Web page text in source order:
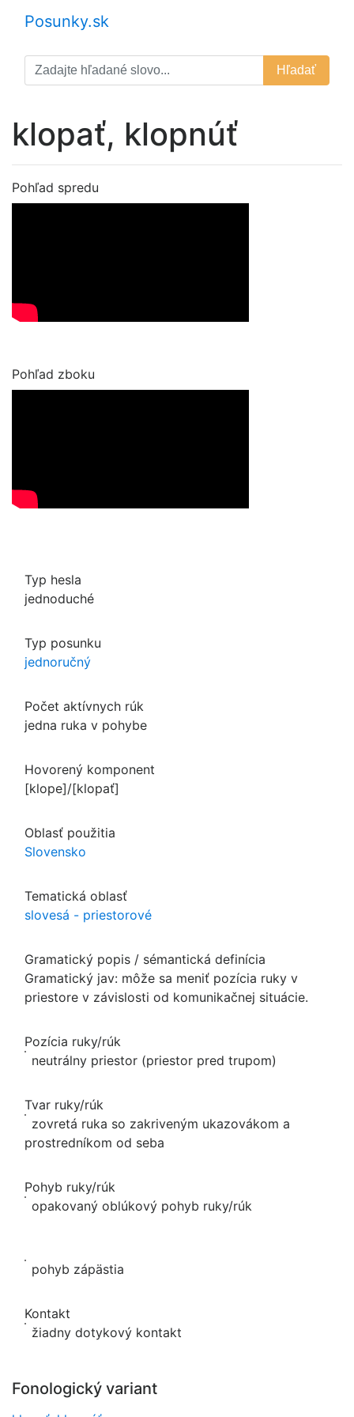
Posunky.sk
Hľadať
klopať, klopnúť
Pohľad spredu
Pohľad zboku
Typ hesla
jednoduché
Typ posunku
jednoručný
Počet aktívnych rúk
jedna ruka v pohybe
Hovorený komponent
[klope]/[klopať]
Oblasť použitia
Slovensko
Tematická oblasť
slovesá - priestorové
Gramatický popis / sémantická definícia
Gramatický jav: môže sa meniť pozícia ruky v
priestore v závislosti od komunikačnej situácie.
Pozícia ruky/rúk
neutrálny priestor (priestor pred trupom)
Tvar ruky/rúk
zovretá ruka so zakriveným ukazovákom a
prostredníkom od seba
Pohyb ruky/rúk
opakovaný oblúkový pohyb ruky/rúk
pohyb zápästia
Kontakt
žiadny dotykový kontakt
Fonologický variant